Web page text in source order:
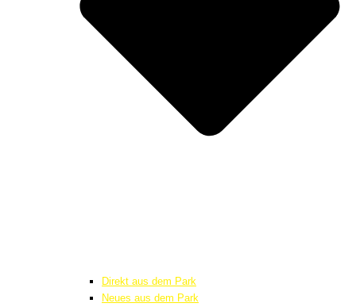
Direkt aus dem Park
Neues aus dem Park